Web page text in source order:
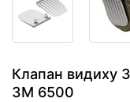
Клапан видиху
3М 6500